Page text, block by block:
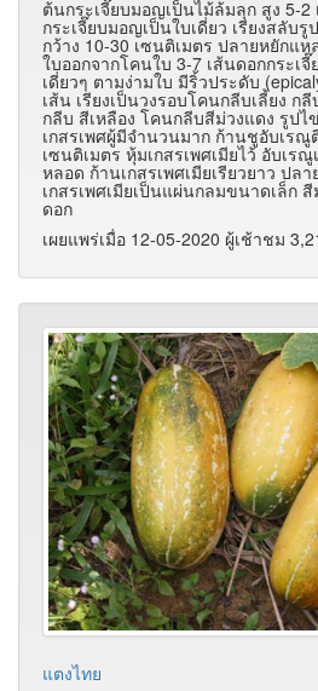
ต้นกระเจี๊ยบมอญเป็นไม้ล้มลุก สูง 5-2
กระเจี๊ยบมอญเป็นใบเดี่ยว เรียงสลับ
กว้าง 10-30 เซนติเมตร ปลายหยักแ
ใบออกจากโคนใบ 3-7 เส้นดอกกระ
เดี่ยวๆ ตามง่ามใบ มีริ้วประดับ
เส้น เรียงเป็นวงรอบโคนกลีบเลี้ยง ก
กลีบ สีเหลือง โคนกลีบสีม่วงแดง รูป
เกสรเพศผู้มีจำนวนมาก ก้านชูอับเร
เซนติเมตร หุ้มเกสรเพศเมียไว้ อับเร
หลอด ก้านเกสรเพศเมียเรียวยาว ปล
เกสรเพศเมียเป็นแผ่นกลมขนาดเล็ก
ดอก
เผยแพร่เมื่อ 12-05-2020 ผู้เช้าชม
แตงไทย